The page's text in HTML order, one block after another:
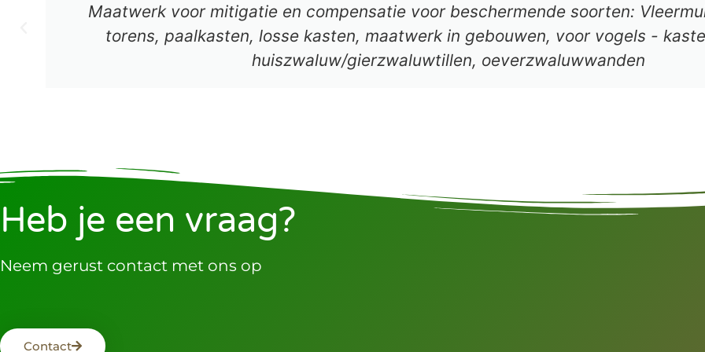
Maatwerk voor mitigatie en compensatie voor beschermende soorten:
torens, paalkasten, losse kasten, maatwerk in gebouwen, voor vogels -
huiszwaluw/gierzwaluwtillen, oeverzwaluwwanden
Heb je een vraag?
Neem gerust contact met ons op
Contact